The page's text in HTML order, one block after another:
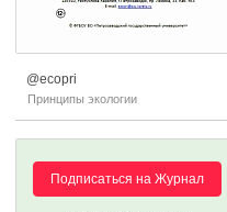
@ecopri
Принципы экологии
Подписаться на Журнал